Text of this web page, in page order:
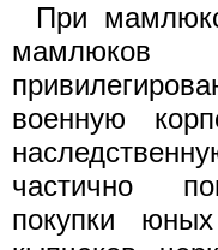
При
мамлюков
военную
частично
покупки